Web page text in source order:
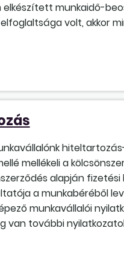
munkaidő-
volt, akkor
mellékeli a
alapján
a munkabéréből
munkavállalói
további